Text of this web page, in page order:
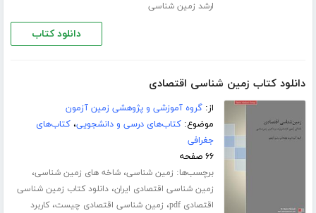
ارشد زمین شناسی
دانلود کتاب
دانلود کتاب زمین شناسی اقتصادی
از:گروه آموزشی و پژوهشی زمین آزمون
موضوع:کتاب‌های درسی و دانشجویی،کتاب‌های
جغرافی
۶۶ صفحه
برچسب‌ها: زمین شناسی،شاخه های زمین شناسی،
زمین شناسی اقتصادی ایران،دانلود کتاب زمین شناسی
اقتصادی pdf
، زمین شناسی اقتصادی چیست،کاربرد